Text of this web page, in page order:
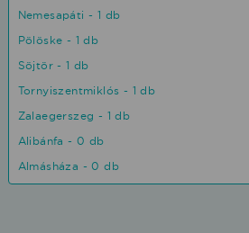
Nemesapáti - 1 db
Pölöske - 1 db
Söjtör - 1 db
Tornyiszentmiklós - 1 db
Zalaegerszeg - 1 db
Alibánfa - 0 db
Almásháza - 0 db